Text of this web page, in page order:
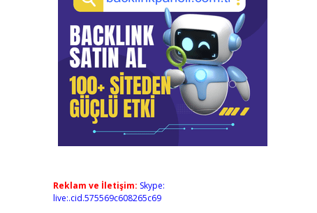
Reklam ve İletişim: Skype:
live:.cid.575569c608265c69